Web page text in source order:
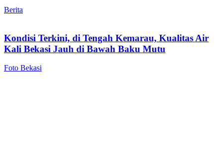
Berita
Kondisi Terkini, di Tengah Kemarau, Kualitas Air
Kali Bekasi Jauh di Bawah Baku Mutu
Foto Bekasi